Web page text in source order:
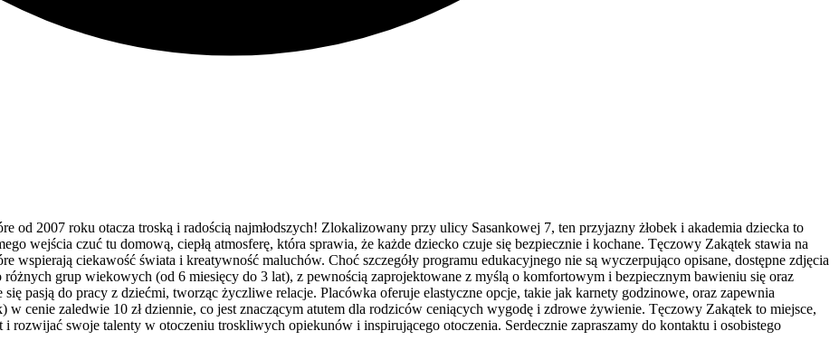
od 2007 roku otacza troską i radością najmłodszych! Zlokalizowany przy ulicy Sasankowej 7, ten przyjazny żłobek i akademia dziecka to
wejścia czuć tu domową, ciepłą atmosferę, która sprawia, że każde dziecko czuje się bezpiecznie i kochane. Tęczowy Zakątek stawia na
wspierają ciekawość świata i kreatywność maluchów. Choć szczegóły programu edukacyjnego nie są wyczerpująco opisane, dostępne zdjęcia
różnych grup wiekowych (od 6 miesięcy do 3 lat), z pewnością zaprojektowane z myślą o komfortowym i bezpiecznym bawieniu się oraz
pasją do pracy z dziećmi, tworząc życzliwe relacje. Placówka oferuje elastyczne opcje, takie jak karnety godzinowe, oraz zapewnia
w cenie zaledwie 10 zł dziennie, co jest znaczącym atutem dla rodziców ceniących wygodę i zdrowe żywienie. Tęczowy Zakątek to miejsce,
rozwijać swoje talenty w otoczeniu troskliwych opiekunów i inspirującego otoczenia. Serdecznie zapraszamy do kontaktu i osobistego